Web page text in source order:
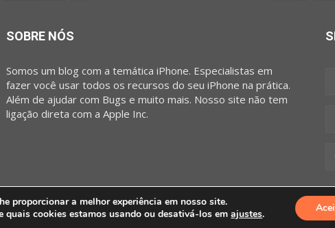
SOBRE NÓS
Somos um blog com a temática iPhone. Especialistas em
fazer você usar todos os recursos do seu iPhone na prática.
Além de ajudar com Bugs e muito mais. Nosso site não tem
ligação direta com a Apple Inc.
proporcionar a melhor experiência em nosso site.
quais cookies estamos usando ou desativá-los emajustes.